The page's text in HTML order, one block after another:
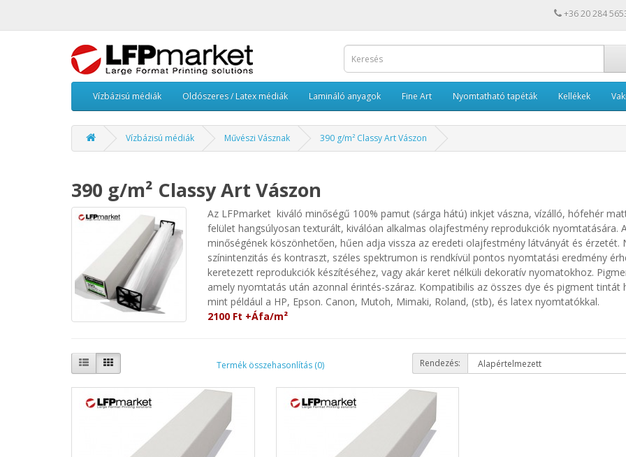
+36 20 284
Vízbázisú médiák Oldószeres / Latex médiák Lamináló anyagok Fine Art Nyomtatható tapéták Kellékek
Vízbázisú médiák Művészi Vásznak 390 g/m² Classy Art Vászon
390 g/m² Classy Art Vászon
Az LFPmarket kiváló minőségű 100% pamut (sárga hátú) inkjet vászna, vízálló, hófehér
felület hangsúlyosan texturált, kiválóan alkalmas olajfestmény reprodukciók nyomtatására.
minőségének köszönhetően, hűen adja vissza az eredeti olajfestmény látványát és
színintenzitás és kontraszt, széles spektrumon is rendkívül pontos nyomtatási eredmény
keretezett reprodukciók készítéséhez, vagy akár keret nélküli dekoratív nyomatokhoz.
amely nyomtatás után azonnal érintés-száraz. Kompatibilis az összes dye és pigment
mint például a HP, Epson. Canon, Mutoh, Mimaki, Roland, (stb), és latex nyomtatókkal.
2100 Ft +Áfa/m²
Termék összehasonlítás (0) Rendezés: